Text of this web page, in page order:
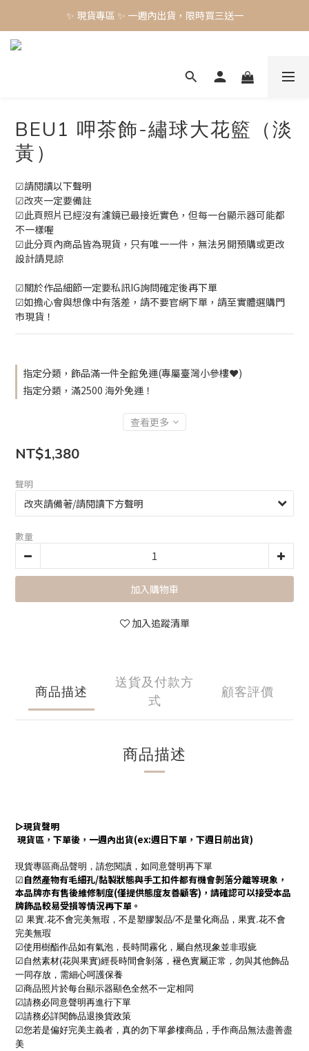
✨ 現貨專區 ✨ 一週內出貨，限時買三送一
✨ 現貨專區 ✨ 一週內出貨，限時買三送一
✨ 現貨專區 ✨ 一週內出貨，限時買三送一
BEU1 呷茶飾-繡球大花籃（淡
黃）
☑請閱讀以下聲明
☑改夾一定要備註
☑此頁照片已經沒有濾鏡已最接近實色，但每一台顯示器可能都
不一樣喔
☑此分頁內商品皆為現貨，只有唯一一件，無法另開預購或更改
設計請見諒
☑關於作品細節一定要私訊IG詢問確定後再下單
☑如擔心會與想像中有落差，請不要官網下單，請至實體選購門
市現貨！
指定分類，飾品滿一件全館免運(專屬臺灣小參樓❤️)
指定分類，滿2500 海外免運！
查看更多
NT$1,380
聲明
數量
加入購物車
加入追蹤清單
商品描述
送貨及付款方
式
顧客評價
商品描述
▻現貨聲明
現貨區，下單後，一週內出貨(ex:週日下單，下週日前出貨)
現貨專區商品聲明，請您閱讀，如同意聲明再下單
☑自然產物有毛細孔/黏製狀態與手工扣件都有機會剝落分離等現象，
本品牌亦有售後維修制度(僅提供態度友善顧客)，請確認可以接受本品
牌飾品較易受損等情況再下單。
☑ 果實.花不會完美無瑕，不是塑膠製品/不是量化商品，果實.花不會
完美無瑕
☑使用樹酯作品如有氣泡，長時間霧化，屬自然現象並非瑕疵
☑自然素材(花與果實)經長時間會剝落，褪色實屬正常，勿與其他飾品
一同存放，需細心呵護保養
☑商品照片於每台顯示器顯色全然不一定相同
☑請務必同意聲明再進行下單
☑請務必詳閱飾品退換貨政策
☑您若是偏好完美主義者，真的勿下單參樓商品，手作商品無法盡善盡
美